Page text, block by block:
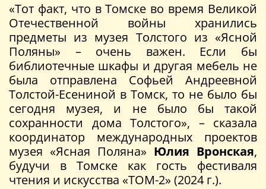
«Тот факт, что в Томске во время Великой
Отечественной войны хранились
предметы из музея Толстого из «Ясной
Поляны» – очень важен. Если бы
библиотечные шкафы и другая мебель не
была отправлена Софьей Андреевной
Толстой-Есениной в Томск, то не было бы
сегодня музея, и не было бы такой
сохранности дома Толстого», – сказала
координатор международных проектов
музея «Ясная Поляна» Юлия Вронская,
будучи в Томске как гость фестиваля
чтения и искусства «ТОМ-2» (2024 г.).